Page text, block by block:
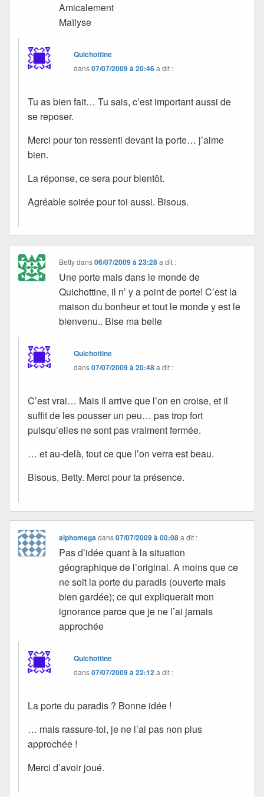
Amicalement
Maïlyse
Quichottine
dans07/07/2009 à 20:46a dit :
Tu as bien fait… Tu sais, c’est important aussi de
se reposer.
Merci pour ton ressenti devant la porte… j’aime
bien.
La réponse, ce sera pour bientôt.
Agréable soirée pour toi aussi. Bisous.
Bettydans06/07/2009 à 23:28 a dit :
Une porte mais dans le monde de
Quichottine, il n’ y a point de porte! C’est la
maison du bonheur et tout le monde y est le
bienvenu.. Bise ma belle
Quichottine
dans07/07/2009 à 20:48a dit :
C’est vrai… Mais il arrive que l’on en croise, et il
suffit de les pousser un peu… pas trop fort
puisqu’elles ne sont pas vraiment fermée.
… et au-delà, tout ce que l’on verra est beau.
Bisous, Betty. Merci pour ta présence.
alphomega dans07/07/2009 à 00:08 a dit :
Pas d’idée quant à la situation
géographique de l’original. A moins que ce
ne soit la porte du paradis (ouverte mais
bien gardée); ce qui expliquerait mon
ignorance parce que je ne l’ai jamais
approchée
Quichottine
dans07/07/2009 à 22:12 a dit :
La porte du paradis ? Bonne idée !
… mais rassure-toi, je ne l’ai pas non plus
approchée !
Merci d’avoir joué.